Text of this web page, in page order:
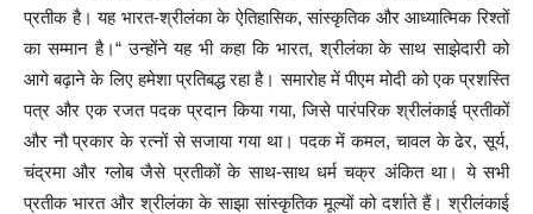
प्रतीक है। यह भारत-श्रीलंका के ऐतिहासिक, सांस्कृतिक और आध्यात्मिक रिश्तों
का सम्मान है।“ उन्होंने यह भी कहा कि भारत, श्रीलंका के साथ साझेदारी को
आगे बढ़ाने के लिए हमेशा प्रतिबद्ध रहा है। समारोह में पीएम मोदी को एक प्रशस्ति
पत्र और एक रजत पदक प्रदान किया गया, जिसे पारंपरिक श्रीलंकाई प्रतीकों
और नौ प्रकार के रत्नों से सजाया गया था। पदक में कमल, चावल के ढेर, सूर्य,
चंद्रमा और ग्लोब जैसे प्रतीकों के साथ-साथ धर्म चक्र अंकित था। ये सभी
प्रतीक भारत और श्रीलंका के साझा सांस्कृतिक मूल्यों को दर्शाते हैं। श्रीलंकाई